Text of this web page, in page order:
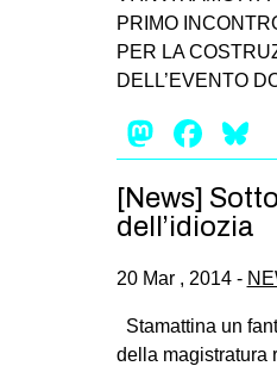
PRIMO
PER LA
DELL’EVENTO
[News]
dell’idiozia
20 Mar , 2014 -
Stamattina un
della magistratura